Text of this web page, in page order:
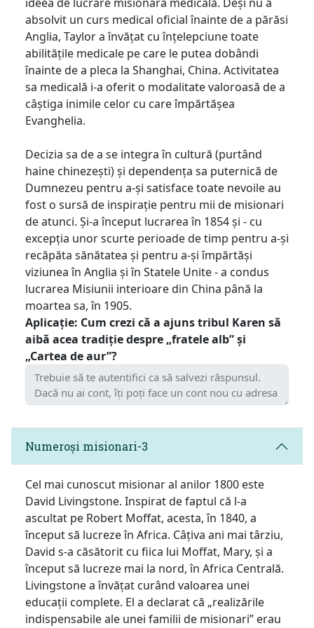
absolvit un curs medical oficial înainte de a părăsi
Anglia, Taylor a învățat cu înțelepciune toate
abilitățile medicale pe care le putea dobândi
înainte de a pleca la Shanghai, China. Activitatea
sa medicală i-a oferit o modalitate valoroasă de a
câștiga inimile celor cu care împărtășea
Evanghelia.
Decizia sa de a se integra în cultură (purtând
haine chinezești) și dependența sa puternică de
Dumnezeu pentru a-și satisface toate nevoile au
fost o sursă de inspirație pentru mii de misionari
de atunci. Și-a început lucrarea în 1854 și - cu
excepția unor scurte perioade de timp pentru a-și
recăpăta sănătatea și pentru a-și împărtăși
viziunea în Anglia și în Statele Unite - a condus
lucrarea Misiunii interioare din China până la
moartea sa, în 1905.
Aplicație: Cum crezi că a ajuns tribul Karen să
aibă acea tradiție despre „fratele alb” și
„Cartea de aur”?
Numeroși misionari-3
Cel mai cunoscut misionar al anilor 1800 este
David Livingstone. Inspirat de faptul că l-a
ascultat pe Robert Moffat, acesta, în 1840, a
început să lucreze în Africa. Câțiva ani mai târziu,
David s-a căsătorit cu fiica lui Moffat, Mary, și a
început să lucreze mai la nord, în Africa Centrală.
Livingstone a învățat curând valoarea unei
educații complete. El a declarat că „realizările
indispensabile ale unei familii de misionari” erau